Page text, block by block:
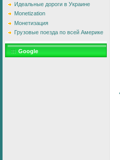
Идеальные дороги в Украине
Monetization
Монетизация
Грузовые поезда по всей Америке
Google